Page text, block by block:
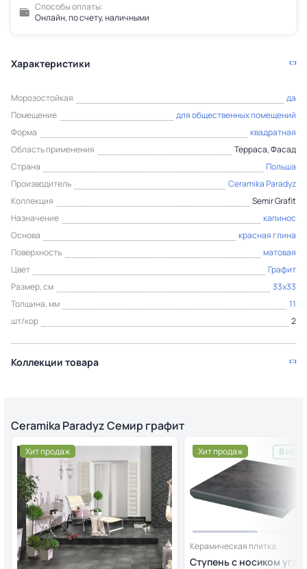
Способы оплаты:
Онлайн, по счету, наличными
Характеристики
Морозостойкая
да
Помещение
для общественных помещений
Форма
квадратная
Область применения
Терраса, Фасад
Страна
Польша
Производитель
Ceramika Paradyz
Коллекция
Semir Grafit
Назначение
капинос
Основа
красная глина
Поверхность
матовая
Цвет
Графит
Размер, см
33x33
Толщина, мм
11
шт/кор
2
Коллекции товара
Ceramika Paradyz Семир графит
Хит продаж Хит продаж В
Керамическая плитка
Ступень с носиком